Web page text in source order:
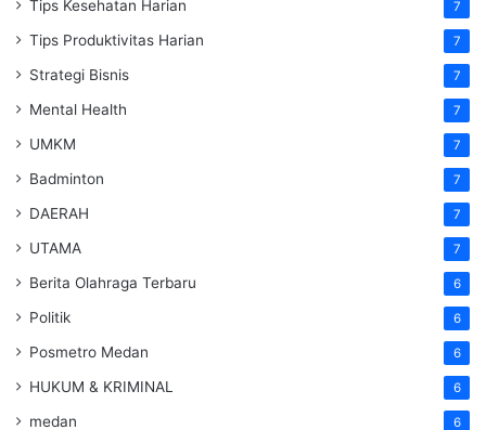
Tips Kesehatan Harian 7
Tips Produktivitas Harian 7
Strategi Bisnis 7
Mental Health 7
UMKM 7
Badminton 7
DAERAH 7
UTAMA 7
Berita Olahraga Terbaru 6
Politik 6
Posmetro Medan 6
HUKUM & KRIMINAL 6
medan 6